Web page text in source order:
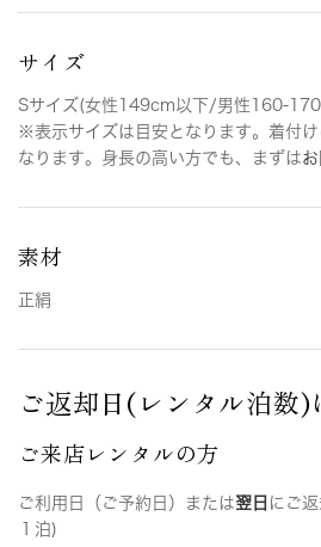
サイズ
Sサイズ(女性149cm以下/男性160-
※表示サイズは目安となります。着付
なります。身長の高い方でも、まずは
素材
正絹
ご返却日(レンタル泊数)
ご来店レンタルの方
ご利用日（ご予約日）または翌日 にご
１泊)